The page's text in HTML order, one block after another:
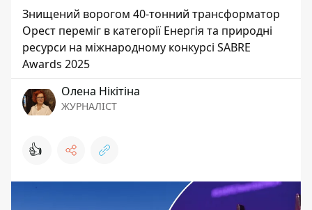
Знищений ворогом 40-тонний трансформатор
Орест переміг в категорії Енергія та природні
ресурси на міжнародному конкурсі SABRE
Awards 2025
Олена Нікітіна
ЖУРНАЛІСТ
👍